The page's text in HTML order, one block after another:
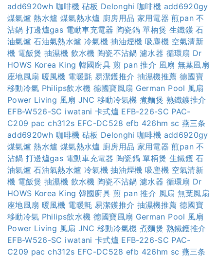
add6920wh 咖啡機 砧板 Delonghi 咖啡機 add6920gy
煤氣爐 熱水爐 煤氣熱水爐 廚房用品 家用電器 煎pan 不
沾鍋 打邊爐gas 電動車充電器 陶瓷鍋 單柄煲 生鐵鑊 石
油氣爐 石油氣熱水爐 冷氣機 抽油煙機 吸塵機 空氣清新
機 電飯煲 抽濕機 飲水機 陶瓷不沾鍋 濾水器 循環扇 Dr
HOWS Korea King 韓國廚具 煎 pan 推介 風扇 無葉風扇
座地風扇 暖風機 電暖氈 易潔鑊推介 抽濕機推薦 德國寶
移動冷氣 Philips飲水機 德國寶風扇 German Pool 風扇
Power Living 風扇 JNC 移動冷氣機 煮麵煲 熟鐵鑊推介
EFB-W526-SC iwatani 卡式爐 EFB-226-SC PAC-
C209 pac ch312s EFC-DC528 efb 426hm sc 燕三条
add6920wh 咖啡機 砧板 Delonghi 咖啡機 add6920gy
煤氣爐 熱水爐 煤氣熱水爐 廚房用品 家用電器 煎pan 不
沾鍋 打邊爐gas 電動車充電器 陶瓷鍋 單柄煲 生鐵鑊 石
油氣爐 石油氣熱水爐 冷氣機 抽油煙機 吸塵機 空氣清新
機 電飯煲 抽濕機 飲水機 陶瓷不沾鍋 濾水器 循環扇 Dr
HOWS Korea King 韓國廚具 煎 pan 推介 風扇 無葉風扇
座地風扇 暖風機 電暖氈 易潔鑊推介 抽濕機推薦 德國寶
移動冷氣 Philips飲水機 德國寶風扇 German Pool 風扇
Power Living 風扇 JNC 移動冷氣機 煮麵煲 熟鐵鑊推介
EFB-W526-SC iwatani 卡式爐 EFB-226-SC PAC-
C209 pac ch312s EFC-DC528 efb 426hm sc 燕三条